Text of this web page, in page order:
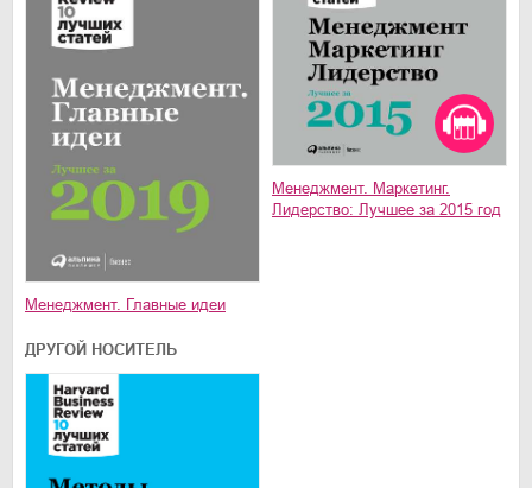
Менеджмент. Главные идеи
Менеджмент. Маркетинг.
Лидерство: Лучшее за 2015 год
ДРУГОЙ НОСИТЕЛЬ